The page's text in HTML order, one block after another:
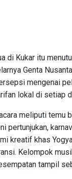
di Kukar itu
Genta
mengenai
lokal di setiap
meliputi temu
pertunjukan,
kreatif khas
Kelompok
tampil